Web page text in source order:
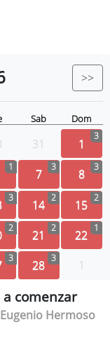
>>
Sab Dom
31 1 3
1 7 3 8 3
3 14 2 15 2
2 21 2 22 1
3 28 3 1
comenzar
Hermoso